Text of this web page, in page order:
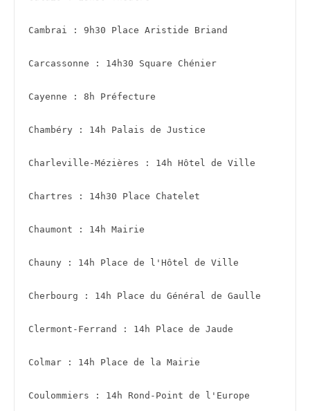
Cambrai : 9h30 Place Aristide Briand
Carcassonne : 14h30 Square Chénier
Cayenne : 8h Préfecture
Chambéry : 14h Palais de Justice
Charleville-Mézières : 14h Hôtel de Ville
Chartres : 14h30 Place Chatelet
Chaumont : 14h Mairie
Chauny : 14h Place de l'Hôtel de Ville
Cherbourg : 14h Place du Général de Gaulle
Clermont-Ferrand : 14h Place de Jaude
Colmar : 14h Place de la Mairie
Coulommiers : 14h Rond-Point de l'Europe